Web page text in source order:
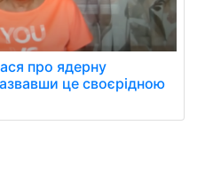
про ядерну
це своєрідною